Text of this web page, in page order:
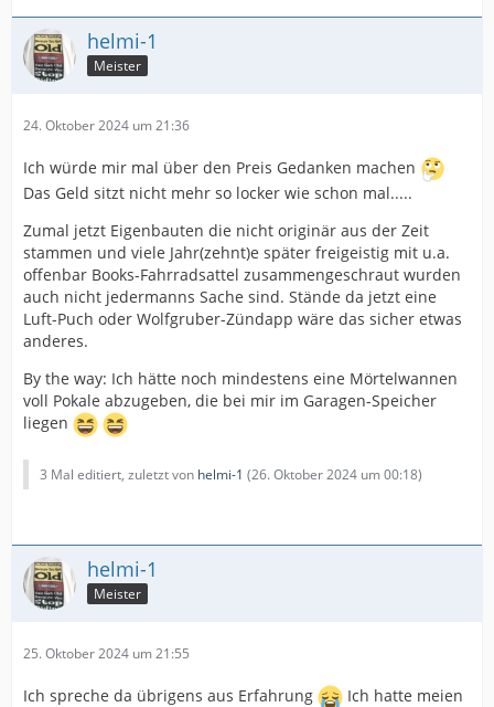
helmi-1
Meister
24. Oktober 2024 um 21:36
Ich würde mir mal über den Preis Gedanken machen
Das Geld sitzt nicht mehr so locker wie schon mal.....
Zumal jetzt Eigenbauten die nicht originär aus der Zeit
stammen und viele Jahr(zehnt)e später freigeistig mit u.a.
offenbar Books-Fahrradsattel zusammengeschraut wurden
auch nicht jedermanns Sache sind. Stände da jetzt eine
Luft-Puch oder Wolfgruber-Zündapp wäre das sicher etwas
anderes.
By the way: Ich hätte noch mindestens eine Mörtelwannen
voll Pokale abzugeben, die bei mir im Garagen-Speicher
liegen
3 Mal editiert, zuletzt von helmi-1 (26. Oktober 2024 um 00:18)
helmi-1
Meister
25. Oktober 2024 um 21:55
Ich spreche da übrigens aus Erfahrung
Ich hatte meien